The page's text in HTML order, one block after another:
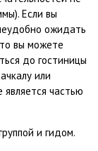
Если вы
ожидать
вы можете
до гостиницы
или
частью
и гидом.